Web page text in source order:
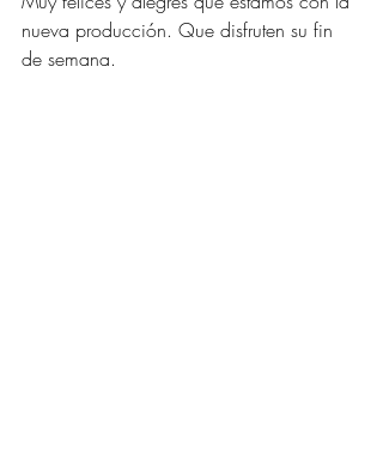
nueva producción. Que disfruten su fin
de semana.